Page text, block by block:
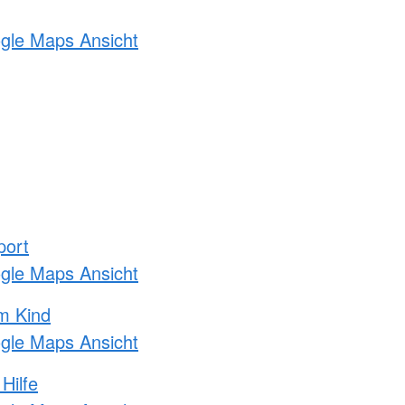
Maps Ansicht
Maps Ansicht
Kind
Maps Ansicht